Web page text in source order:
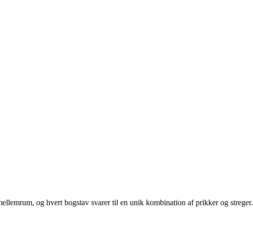
og hvert bogstav svarer til en unik kombination af prikker og streger.